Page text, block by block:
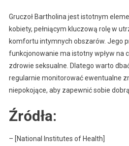
Gruczoł Bartholina jest istotnym
kobiety, pełniącym kluczową rolę w
komfortu intymnych obszarów. Jego
funkcjonowanie ma istotny wpływ na
zdrowie seksualne. Dlatego warto
regularnie monitorować ewentualne
niepokojące, aby zapewnić sobie
Źródła:
– [National Institutes of Health]